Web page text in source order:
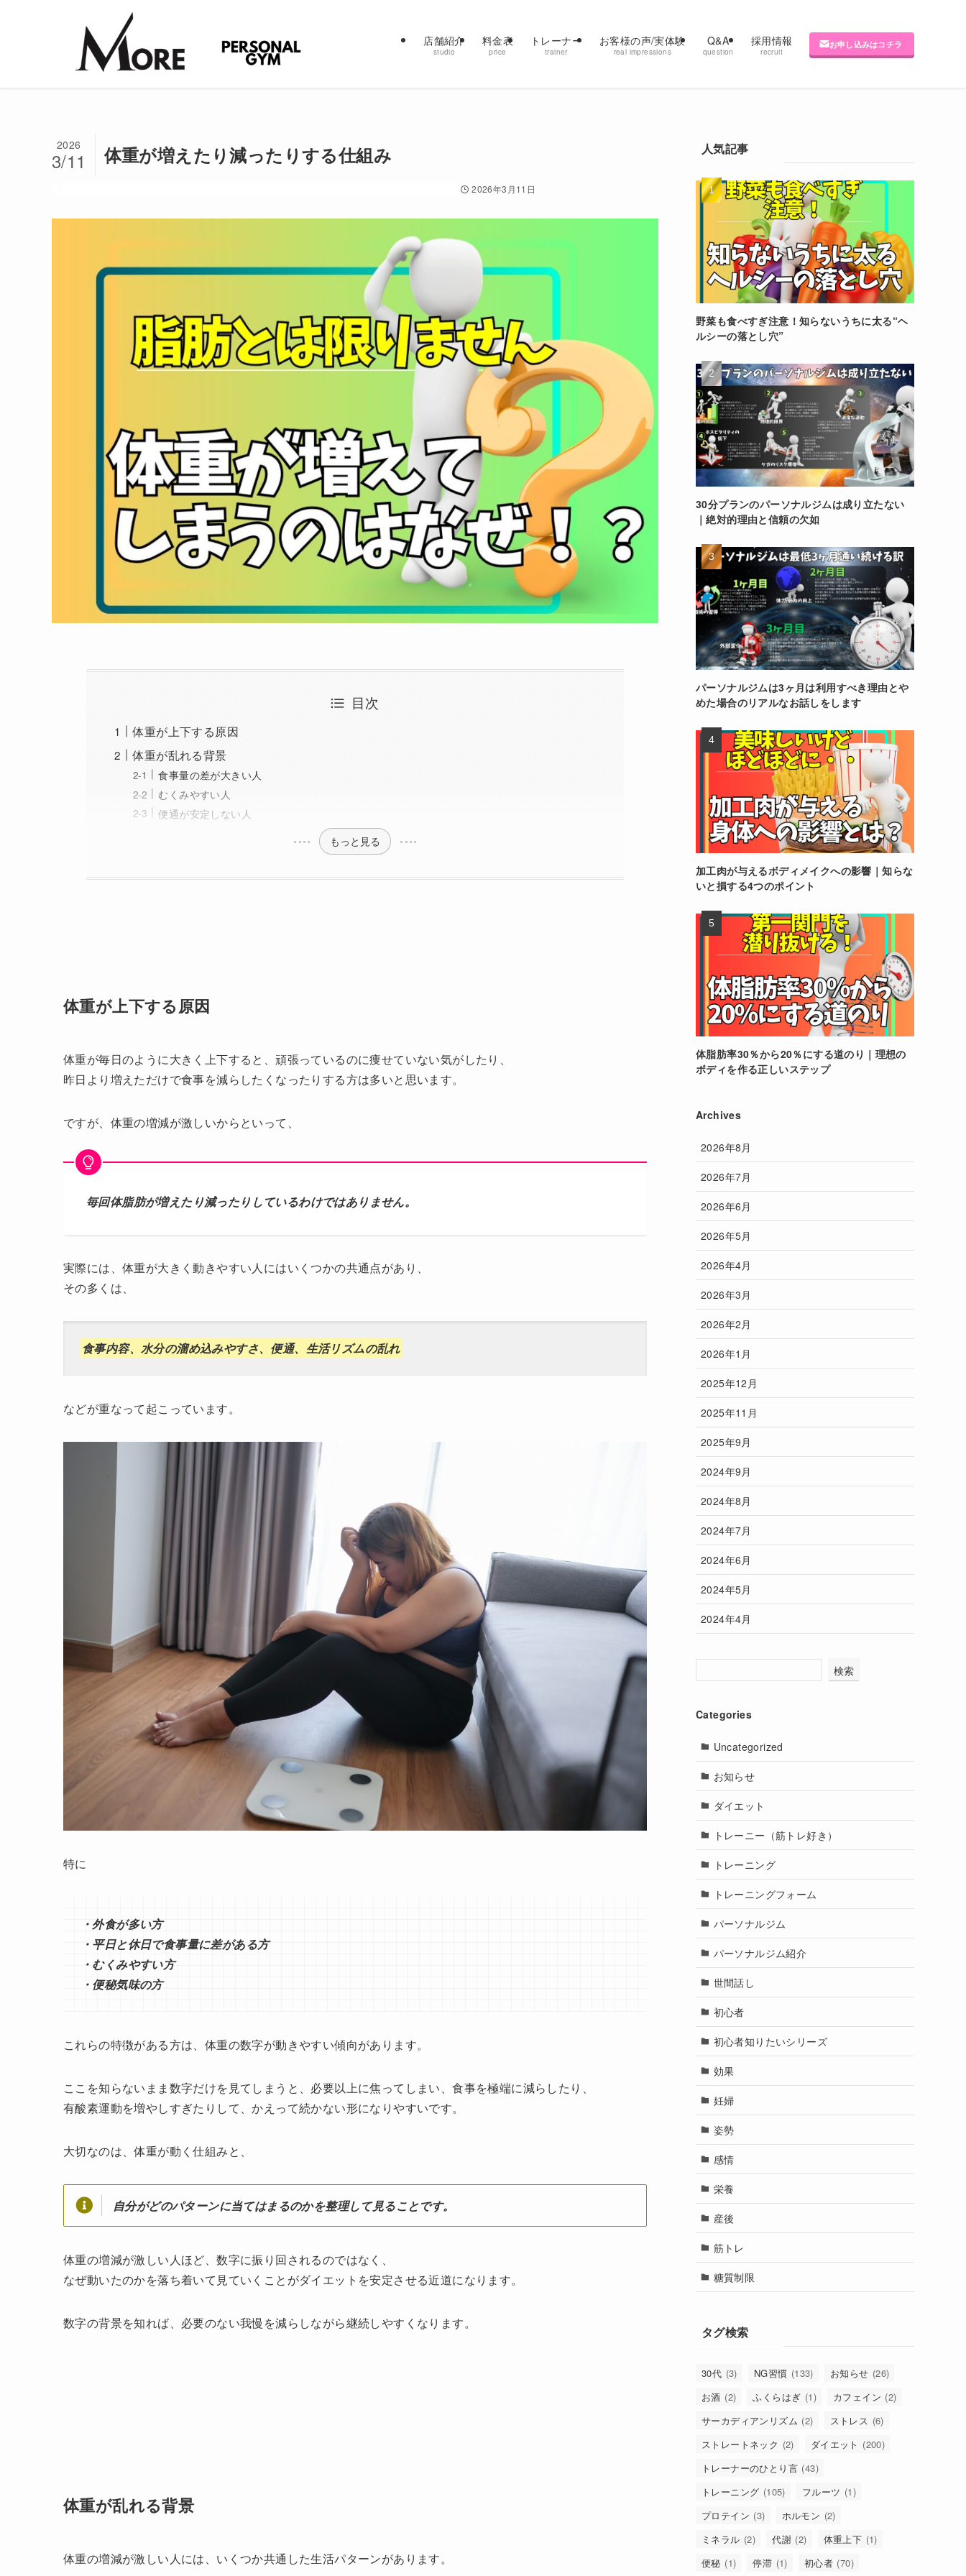
店舗紹介
studio
料金表
price
トレーナー
trainer
お客様の声/実体験
real impressions
Q&A
question
採用情報
recruit
お申し込みはコチラ
体重が増えたり減ったりする仕組み
2026
3/11
2026年3月11日
目次
体重が上下する原因
体重が乱れる背景
食事量の差が大きい人
むくみやすい人
便通が安定しない人
もっと見る
体重が上下する原因
体重が毎日のように大きく上下すると、頑張っているのに痩せていない気がしたり、
昨日より増えただけで食事を減らしたくなったりする方は多いと思います。
ですが、体重の増減が激しいからといって、
毎回体脂肪が増えたり減ったりしているわけではありません。
実際には、体重が大きく動きやすい人にはいくつかの共通点があり、
その多くは、
食事内容、水分の溜め込みやすさ、便通、生活リズムの乱れ
などが重なって起こっています。
特に
・外食が多い方
・平日と休日で食事量に差がある方
・むくみやすい方
・便秘気味の方
これらの特徴がある方は、体重の数字が動きやすい傾向があります。
ここを知らないまま数字だけを見てしまうと、必要以上に焦ってしまい、食事を極端に減らしたり、
有酸素運動を増やしすぎたりして、かえって続かない形になりやすいです。
大切なのは、体重が動く仕組みと、
自分がどのパターンに当てはまるのかを整理して見ることです。
体重の増減が激しい人ほど、数字に振り回されるのではなく、
なぜ動いたのかを落ち着いて見ていくことがダイエットを安定させる近道になります。
数字の背景を知れば、必要のない我慢を減らしながら継続しやすくなります。
体重が乱れる背景
体重の増減が激しい人には、いくつか共通した生活パターンがあります。
人気記事
野菜も食べすぎ注意！知らないうちに太る“ヘ
ルシーの落とし穴”
30分プランのパーソナルジムは成り立たない
｜絶対的理由と信頼の欠如
パーソナルジムは3ヶ月は利用すべき理由とや
めた場合のリアルなお話しをします
加工肉が与えるボディメイクへの影響｜知らな
いと損する4つのポイント
体脂肪率30％から20％にする道のり｜理想の
ボディを作る正しいステップ
Archives
2026年8月
2026年7月
2026年6月
2026年5月
2026年4月
2026年3月
2026年2月
2026年1月
2025年12月
2025年11月
2025年9月
2024年9月
2024年8月
2024年7月
2024年6月
2024年5月
2024年4月
検索
Categories
Uncategorized
お知らせ
ダイエット
トレーニー（筋トレ好き）
トレーニング
トレーニングフォーム
パーソナルジム
パーソナルジム紹介
世間話し
初心者
初心者知りたいシリーズ
効果
妊婦
姿勢
感情
栄養
産後
筋トレ
糖質制限
タグ検索
30代 (3) NG習慣 (133) お知らせ (26)
お酒 (2) ふくらはぎ (1) カフェイン (2)
サーカディアンリズム (2) ストレス (6)
ストレートネック (2) ダイエット (200)
トレーナーのひとり言 (43)
トレーニング (105) フルーツ (1)
プロテイン (3) ホルモン (2)
ミネラル (2) 代謝 (2) 体重上下 (1)
便秘 (1) 停滞 (1) 初心者 (70)